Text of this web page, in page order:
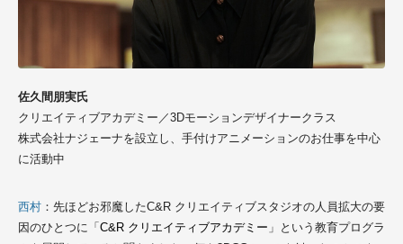
佐久間朋実氏
クリエイティブアカデミー／3Dモーションデザイナークラス
株式会社ナジェーナを設立し、手付けアニメーションのお仕事を中心
に活動中
西村 ：先ほどお邪魔したC&R クリエイティブスタジオの人員拡大の要
因のひとつに 「 C&R クリエイティブアカデミー 」という教育プログラ